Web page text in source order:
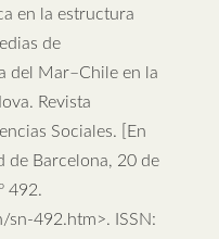
en la estructura
de
del Mar–Chile en la
Revista
Sociales. [En
de Barcelona, 20 de
492.
492.htm>. ISSN: